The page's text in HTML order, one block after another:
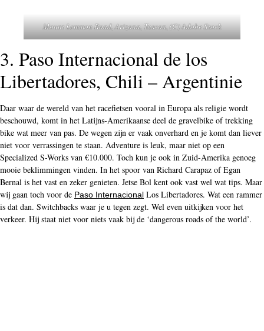
Mount Lemmon Road, Arizona, Tuscon, (C) Adobe Stock
3. Paso Internacional de los
Libertadores, Chili – Argentinie
Daar waar de wereld van het racefietsen vooral in Europa als religie wordt
beschouwd, komt in het Latijns-Amerikaanse deel de gravelbike of trekking
bike wat meer van pas. De wegen zijn er vaak onverhard en je komt dan liever
niet voor verrassingen te staan. Adventure is leuk, maar niet op een
Specialized S-Works van €10.000. Toch kun je ook in Zuid-Amerika genoeg
mooie beklimmingen vinden. In het spoor van Richard Carapaz of Egan
Bernal is het vast en zeker genieten. Jetse Bol kent ook vast wel wat tips. Maar
wij gaan toch voor de Paso Internacional Los Libertadores. Wat een rammer
is dat dan. Switchbacks waar je u tegen zegt. Wel even uitkijken voor het
verkeer. Hij staat niet voor niets vaak bij de ‘dangerous roads of the world’.